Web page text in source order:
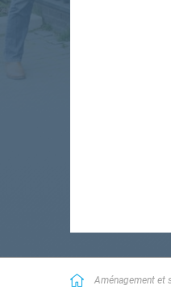
Aménagement et